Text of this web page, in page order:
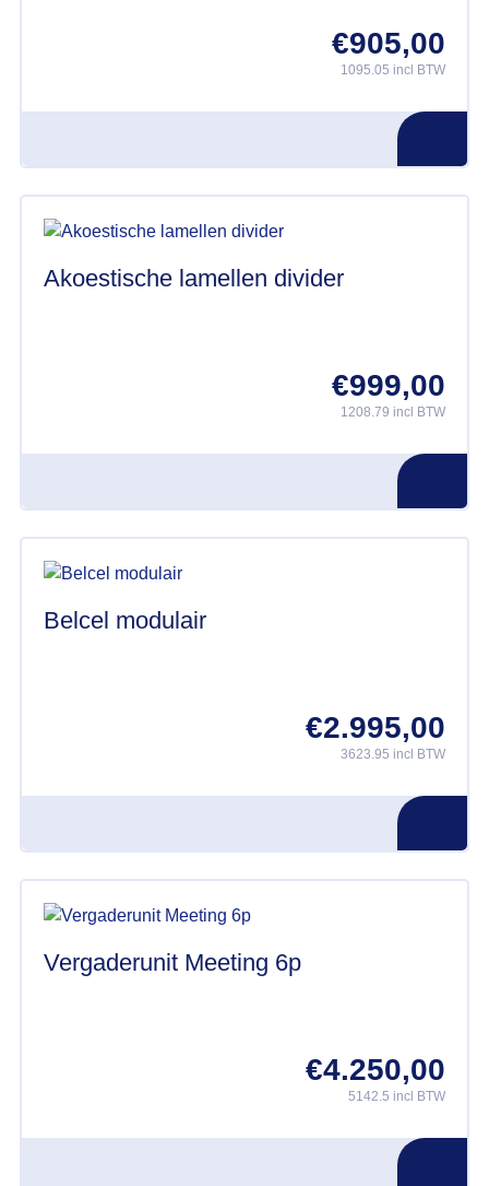
€905,00
1095.05 incl BTW
Akoestische lamellen divider
€999,00
1208.79 incl BTW
Belcel modulair
€2.995,00
3623.95 incl BTW
Vergaderunit Meeting 6p
€4.250,00
5142.5 incl BTW